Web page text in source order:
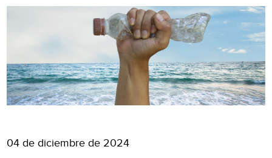
04 de diciembre de 2024